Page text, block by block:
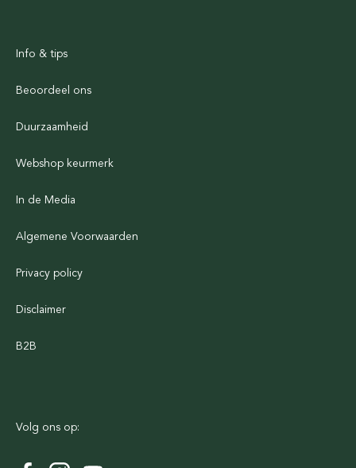
Info & tips
Beoordeel ons
Duurzaamheid
Webshop keurmerk
In de Media
Algemene Voorwaarden
Privacy policy
Disclaimer
B2B
Volg ons op: